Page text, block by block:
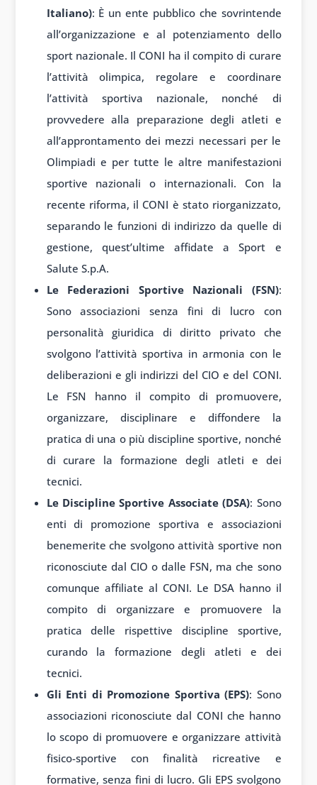
Italiano): È un ente pubblico che sovrintende
all’organizzazione e al potenziamento dello
sport nazionale. Il CONI ha il compito di curare
l’attività olimpica, regolare e coordinare
l’attività sportiva nazionale, nonché di
provvedere alla preparazione degli atleti e
all’approntamento dei mezzi necessari per le
Olimpiadi e per tutte le altre manifestazioni
sportive nazionali o internazionali. Con la
recente riforma, il CONI è stato riorganizzato,
separando le funzioni di indirizzo da quelle di
gestione, quest’ultime affidate a Sport e
Salute S.p.A.
Le Federazioni Sportive Nazionali (FSN):
Sono associazioni senza fini di lucro con
personalità giuridica di diritto privato che
svolgono l’attività sportiva in armonia con le
deliberazioni e gli indirizzi del CIO e del CONI.
Le FSN hanno il compito di promuovere,
organizzare, disciplinare e diffondere la
pratica di una o più discipline sportive, nonché
di curare la formazione degli atleti e dei
tecnici.
Le Discipline Sportive Associate (DSA): Sono
enti di promozione sportiva e associazioni
benemerite che svolgono attività sportive non
riconosciute dal CIO o dalle FSN, ma che sono
comunque affiliate al CONI. Le DSA hanno il
compito di organizzare e promuovere la
pratica delle rispettive discipline sportive,
curando la formazione degli atleti e dei
tecnici.
Gli Enti di Promozione Sportiva (EPS): Sono
associazioni riconosciute dal CONI che hanno
lo scopo di promuovere e organizzare attività
fisico-sportive con finalità ricreative e
formative, senza fini di lucro. Gli EPS svolgono